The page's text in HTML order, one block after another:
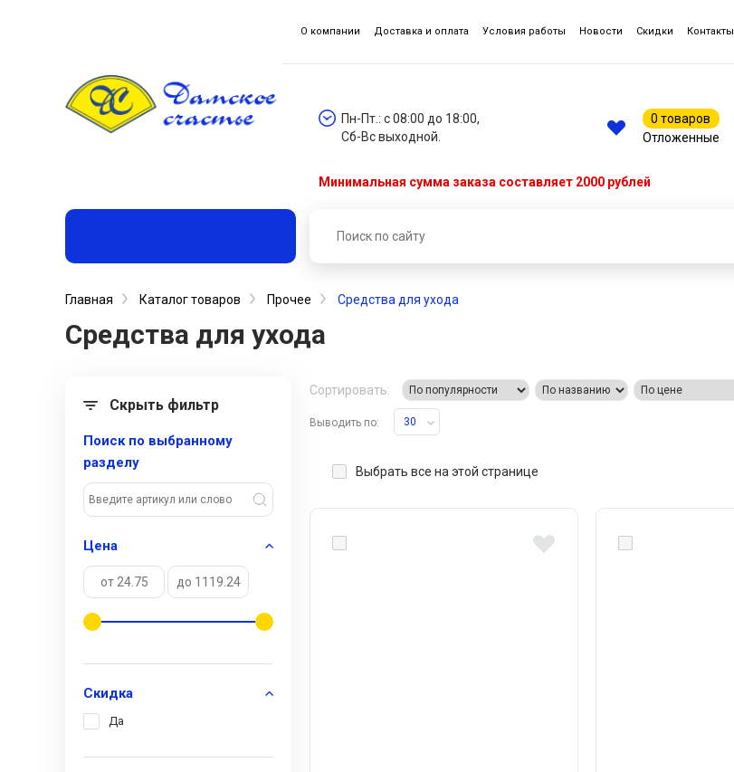
О компании Доставка и оплата Условия работы Новости Скидки Контакты
Пн-Пт.: с 08:00 до 18:00,
Сб-Вс выходной.
0 товаров
Отложенные
Минимальная сумма заказа составляет 2000 рублей
Главная Каталог товаров Прочее Средства для ухода
Средства для ухода
Скрыть фильтр
Поиск по выбранному
разделу
Цена
Скидка
Да
Сортировать:
Выводить по: 30
Выбрать все на этой странице